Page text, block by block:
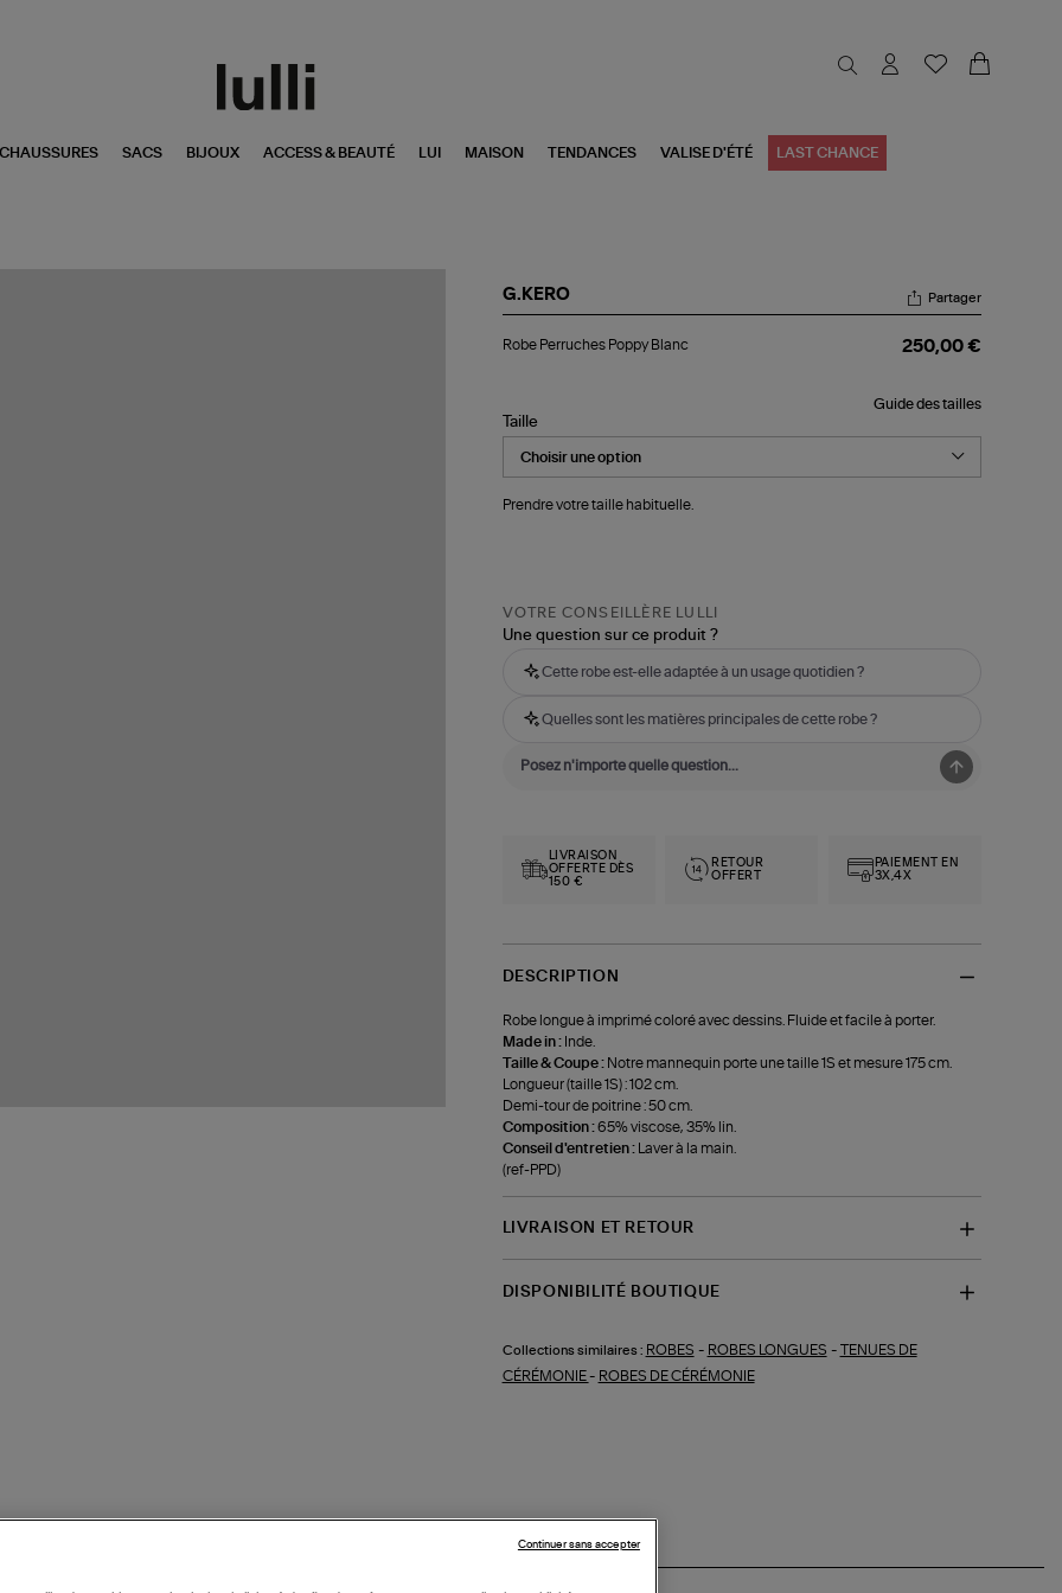
CHAUSSURES SACS BIJOUX ACCESS & BEAUTÉ LUI MAISON TENDANCES VALISE D'ÉTÉ LAST CHANCE
G.KERO
Perruches
Partager
Robe Perruches Poppy Blanc 250,00 €
Guide des tailles
Taille
Prendre votre taille habituelle.
VOTRE CONSEILLÈRE LULLI
Une question sur ce produit ?
Cette robe est-elle adaptée à un usage quotidien ?
Quelles sont les matières principales de cette robe ?
LIVRAISON
OFFERTE DÈS
150 €
RETOUR
OFFERT
PAIEMENT EN
3X,4X
DESCRIPTION
Robe longue à imprimé coloré avec dessins. Fluide et facile à porter.
Made in : Inde.
Taille & Coupe : Notre mannequin porte une taille 1S et mesure 175 cm.
Longueur (taille 1S) : 102 cm.
Demi-tour de poitrine : 50 cm.
Composition :65% viscose, 35% lin.
Conseil d'entretien :
Laver à la main.
(ref-PPD)
LIVRAISON ET RETOUR
DISPONIBILITÉ BOUTIQUE
Collections similaires : ROBES - ROBES LONGUES - TENUES DE
CÉRÉMONIE- ROBES DE CÉRÉMONIE
Continuer sans accepter